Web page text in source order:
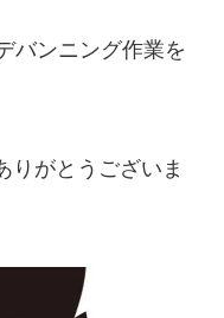
バンニング作業を
りがとうございま